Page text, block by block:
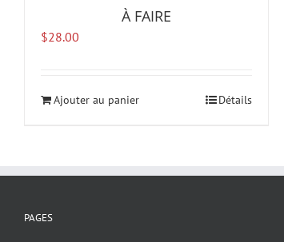
À FAIRE
$28.00
Ajouter au panier Détails
PAGES